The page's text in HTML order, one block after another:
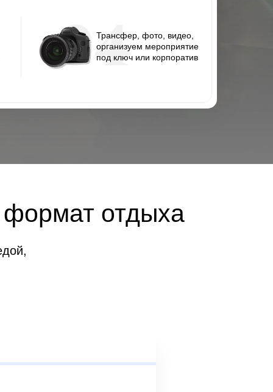
04Трансфер, фото, видео,
организуем мероприятие
под ключ или корпоратив
формат отдыха